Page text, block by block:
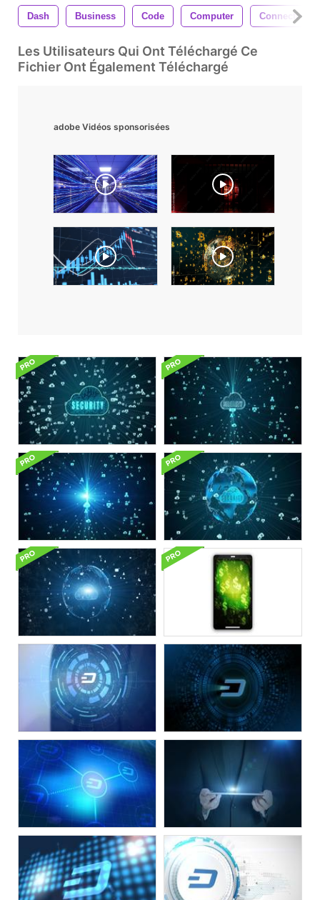
Dash Business Code Computer Connection
Les Utilisateurs Qui Ont Téléchargé Ce
Fichier Ont Également Téléchargé
adobe Vidéos sponsorisées